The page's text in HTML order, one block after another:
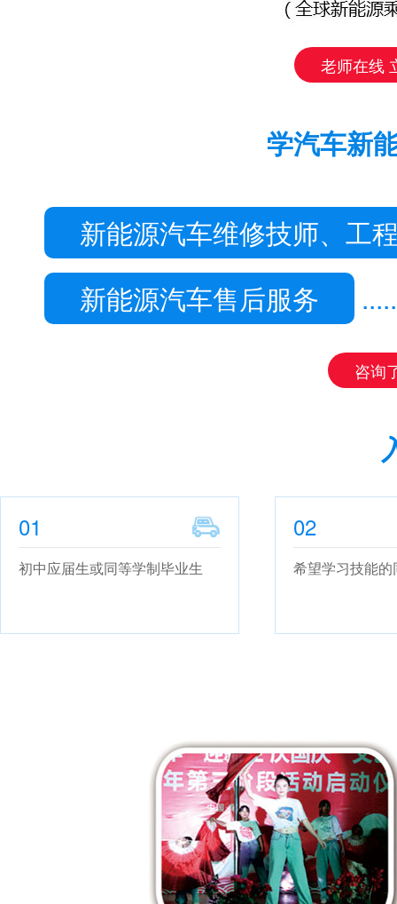
老师在线
学汽车新
新能源汽车维修技师、工
新能源汽车售后服务
咨询
01
初中应届生或同等学制毕业生
02
希望学习技能